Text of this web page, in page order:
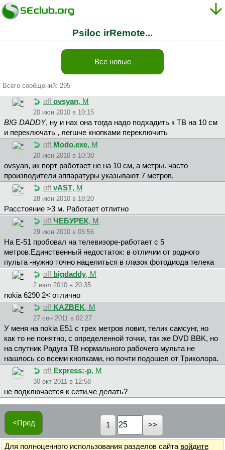
Psiloc irRemote...
Все новые
Всего сообщений: 295
off ovsyan, М
20 июн 2010 в 10:15
B!G DADDY, ну и нах она тогда надо подхадить к ТВ на 10 см
и переключать , легшче кнопками переключить
off Modo.exe, М
20 июн 2010 в 10:38
ovsyan, ик порт работает не на 10 см, а метры. часто
производители аппаратуры указывают 7 метров.
off vAST, М
28 июн 2010 в 18:20
Расстояние >3 м. Работает отлитно
off ЧЕБУРЕК, М
29 июн 2010 в 05:56
На Е-51 пробовал на телевизоре-работает с 5
метров.Единственный недостаток: в отличии от родного
пульта -нужно точно нацелиться в глазок фотодиода телека
off bigdaddy, М
2 июл 2010 в 20:35
nokia 6290 2< отлично
off KAZBEK, М
27 сен 2011 в 02:27
У меня на nokia Е51 с трех метров ловит, телик самсунг, но
как то не понятно, с определенной точки, так же DVD BBK, но
на спутник Радуга ТВ нормального рабочего мульта не
нашлось со всеми кнопками, но почти подошел от Триколора.
off Express:-p, М
30 окт 2011 в 12:58
не подключается к сети.че делать?
<Пред 1
Для полноценного использования разделов сайта войдите